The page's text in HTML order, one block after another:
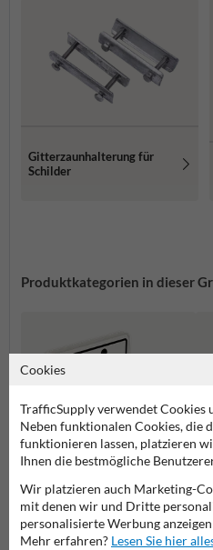
Gitterzaunhalterung für
Schilder
Produktkategorien in dieser
Zusatzzeichen
Cookies
TrafficSupply verwendet Cookies
Neben funktionalen Cookies, die
funktionieren lassen, platzieren
Ihnen die bestmögliche
Wir platzieren auch Marketing-
mit denen wir und Dritte
personalisierte Werbung
Mehr erfahren? Lesen Sie hier